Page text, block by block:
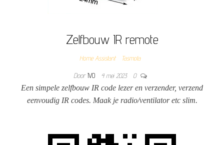
Zelfbouw IR remote
Home Assistant Tasmota
Door IVO 4 mei 2023 0
Een simpele zelfbouw IR code lezer en verzender, verzend
eenvoudig IR codes. Maak je radio/ventilator etc slim.